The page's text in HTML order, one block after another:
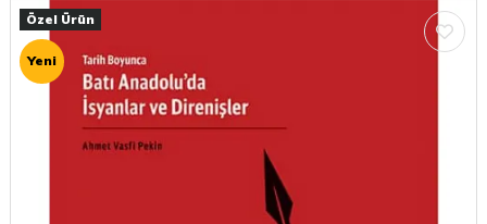
Özel Ürün
Yeni